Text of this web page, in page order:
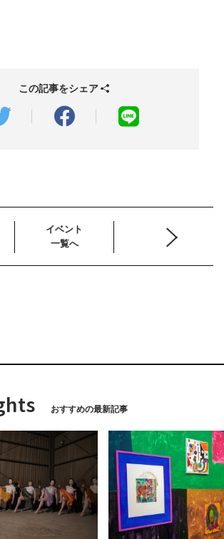
この記事をシェア
イベント
一覧へ
おすすめの最新記事